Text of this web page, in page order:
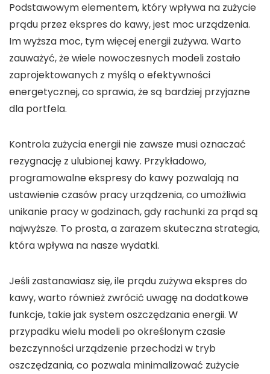
Podstawowym elementem, który wpływa na zużycie
prądu przez ekspres do kawy, jest moc urządzenia.
Im wyższa moc, tym więcej energii zużywa. Warto
zauważyć, że wiele nowoczesnych modeli zostało
zaprojektowanych z myślą o efektywności
energetycznej, co sprawia, że są bardziej przyjazne
dla portfela.
Kontrola zużycia energii nie zawsze musi oznaczać
rezygnację z ulubionej kawy. Przykładowo,
programowalne ekspresy do kawy pozwalają na
ustawienie czasów pracy urządzenia, co umożliwia
unikanie pracy w godzinach, gdy rachunki za prąd są
najwyższe. To prosta, a zarazem skuteczna strategia,
która wpływa na nasze wydatki.
Jeśli zastanawiasz się,ile prądu zużywa ekspres do
kawy, warto również zwrócić uwagę na dodatkowe
funkcje, takie jaksystem oszczędzania energii. W
przypadku wielu modeli po określonym czasie
bezczynności urządzenie przechodzi w tryb
oszczędzania, co pozwala minimalizować zużycie